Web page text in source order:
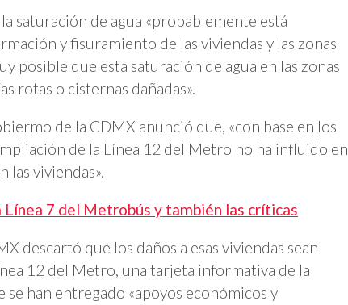
saturación de agua «probablemente está
y fisuramiento de las viviendas y las zonas
posible que esta saturación de agua en las zonas
rotas o cisternas dañadas».
de la CDMX anunció que, «con base en los
de la Línea 12 del Metro no ha influido en
las viviendas».
Línea 7 del Metrobús y también las críticas
descartó que los daños a esas viviendas sean
12 del Metro, una tarjeta informativa de la
se han entregado «apoyos económicos y